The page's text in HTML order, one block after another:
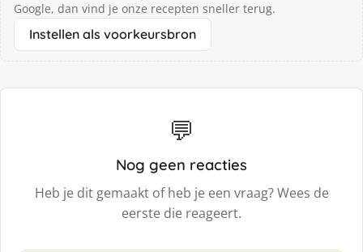
Google, dan vind je onze recepten sneller terug.
Instellen als voorkeursbron
💬
Nog geen reacties
Heb je dit gemaakt of heb je een vraag? Wees de
eerste die reageert.